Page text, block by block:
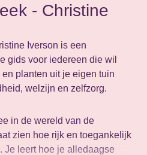
- Christine
Iverson is een
gids voor iedereen die wil
planten uit je eigen tuin
welzijn en zelfzorg.
in de wereld van de
zien hoe rijk en toegankelijk
Je leert hoe je alledaagse